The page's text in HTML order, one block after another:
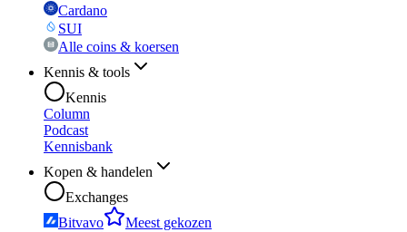
Cardano
SUI
Alle coins & koersen
Kennis & tools
Kennis
Column
Podcast
Kennisbank
Kopen & handelen
Exchanges
Bitvavo
Meest gekozen